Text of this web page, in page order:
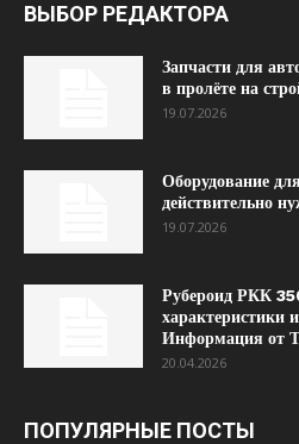
ВЫБОР РЕДАКТОРА
Запчасти для
в пролёте на
19.07.2026
Оборудование
действительно
19.07.2026
Рубероид РКК
характеристики
Информация от
20.04.2026
ПОПУЛЯРНЫЕ ПОСТЫ